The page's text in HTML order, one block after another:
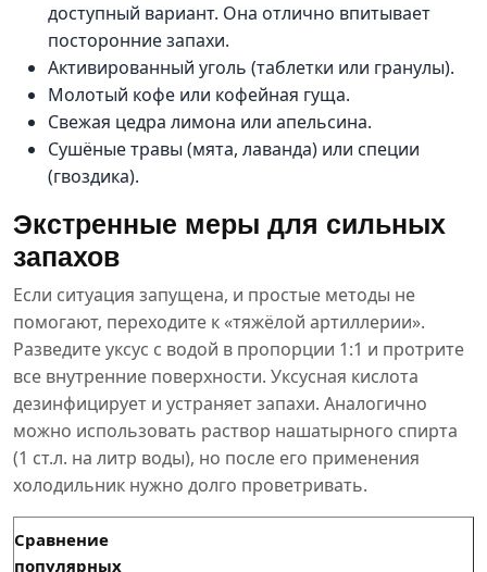
доступный вариант. Она отлично впитывает
посторонние запахи.
Активированный уголь (таблетки или гранулы).
Молотый кофе или кофейная гуща.
Свежая цедра лимона или апельсина.
Сушёные травы (мята, лаванда) или специи
(гвоздика).
Экстренные меры для сильных
запахов
Если ситуация запущена, и простые методы не
помогают, переходите к «тяжёлой артиллерии».
Разведите уксус с водой в пропорции 1:1 и протрите
все внутренние поверхности. Уксусная кислота
дезинфицирует и устраняет запахи. Аналогично
можно использовать раствор нашатырного спирта
(1 ст.л. на литр воды), но после его применения
холодильник нужно долго проветривать.
Сравнение
популярных